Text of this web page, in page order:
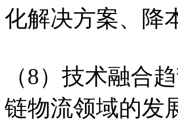
化解决方案、降
（8）技术融合
链物流领域的发